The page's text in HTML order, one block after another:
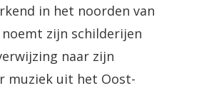
in het noorden van
zijn schilderijen
naar zijn
muziek uit het Oost-